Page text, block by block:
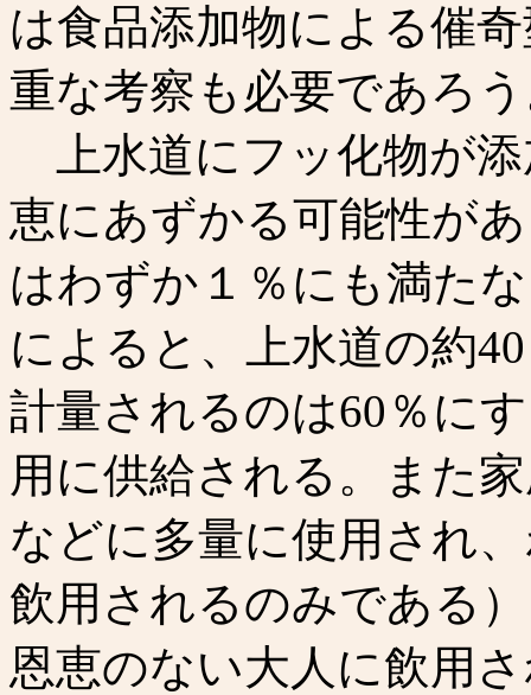
は食品添加物による催
重な考察も必要であろ
上水道にフッ化物が
恵にあずかる可能性が
はわずか１％にも満た
によると、上水道の約
計量されるのは60％に
用に供給される。また
などに多量に使用され
飲用されるのみである
恩恵のない大人に飲用